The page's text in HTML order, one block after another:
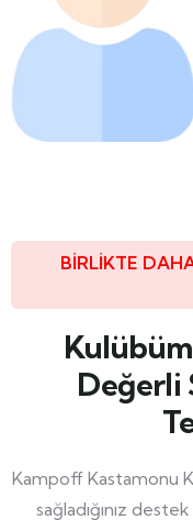
BIRLIKTE
Değerli
Kampoff Kastamonu
sağladığınız